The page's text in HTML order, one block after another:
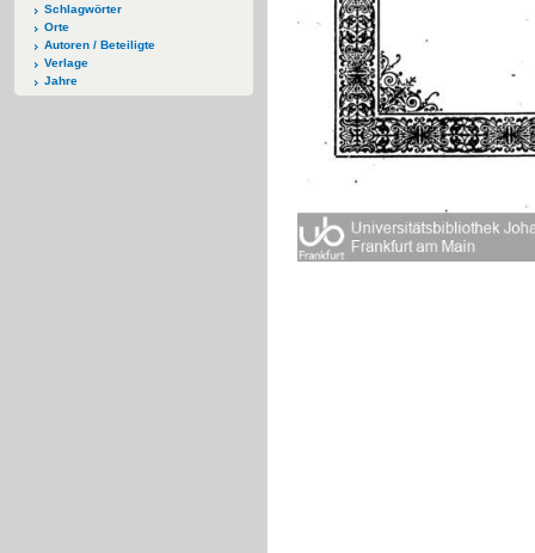
Schlagwörter
Orte
Autoren / Beteiligte
Verlage
Jahre